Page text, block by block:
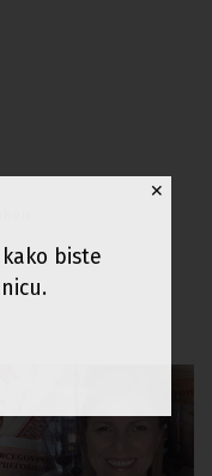
✕
kako biste